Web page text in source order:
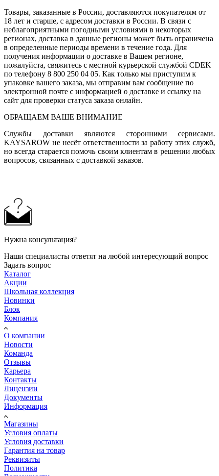
Товары, заказанные в России, доставляются покупателям от
18 лет и старше, с адресом доставки в России. В связи с
неблагоприятными погодными условиями в некоторых
регионах, доставка в данные регионы может быть ограничена
в определенные периоды времени в течение года. Для
получения информации о доставке в Вашем регионе,
пожалуйста, свяжитесь с местной курьерской службой CDEK
по телефону 8 800 250 04 05. Как только мы приступим к
упаковке вашего заказа, мы отправим вам сообщение по
электронной почте с информацией о доставке и ссылку на
сайт для проверки статуса заказа онлайн.
ОБРАЩАЕМ ВАШЕ ВНИМАНИЕ
Службы доставки являются сторонними сервисами.
KAYSAROW не несёт ответственности за работу этих служб,
но всегда старается помочь своим клиентам в решении любых
вопросов, связанных с доставкой заказов.
Нужна консультация?
Наши специалисты ответят на любой интересующий вопрос
Задать вопрос
Каталог
Акции
Школьная коллекция
Новинки
Блок
Компания
О компании
Новости
Команда
Отзывы
Карьера
Контакты
Лицензии
Документы
Информация
Магазины
Условия оплаты
Условия доставки
Гарантия на товар
Реквизиты
Политика